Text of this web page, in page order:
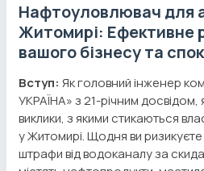
Нафтоуловлювач для
Житомирі: Ефективне
вашого бізнесу та
Вступ: Як головний інженер
УКРАЇНА» з 21-річним
виклики, з якими стикаються
у Житомирі. Щодня ви
штрафи від водоканалу за